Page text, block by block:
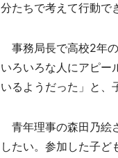
分たちで考えて行動で
事務局長で高校2年
いろいろな人にアピー
いるようだった」と、
青年理事の森田乃絵
したい。参加した子ど